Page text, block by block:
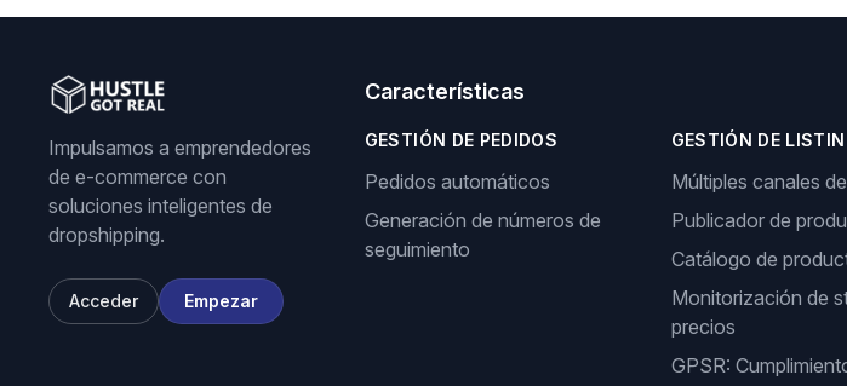
Impulsamos a emprendedores
de e-commerce con
soluciones inteligentes de
dropshipping.
Acceder Empezar
Características
GESTIÓN DE PEDIDOS
Pedidos automáticos
Generación de números de
seguimiento
GESTIÓN DE
Múltiples canales
Publicador de
Catálogo de
Monitorización de
precios
GPSR: